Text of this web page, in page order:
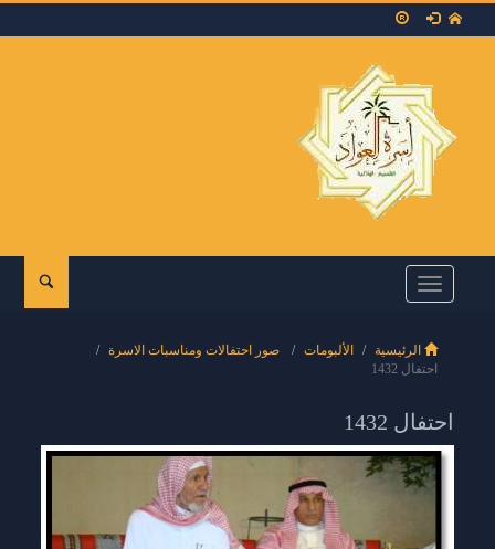
Toggle
navigation
الرئيسية الألبومات
صور احتفالات ومناسبات الاسرة
احتفال 1432
احتفال 1432